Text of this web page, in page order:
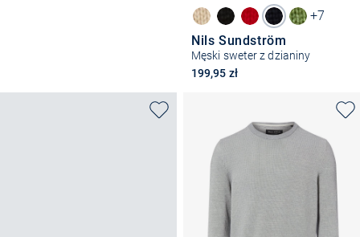
+7
Nils Sundström
Męski sweter z dzianiny
199,95 zł